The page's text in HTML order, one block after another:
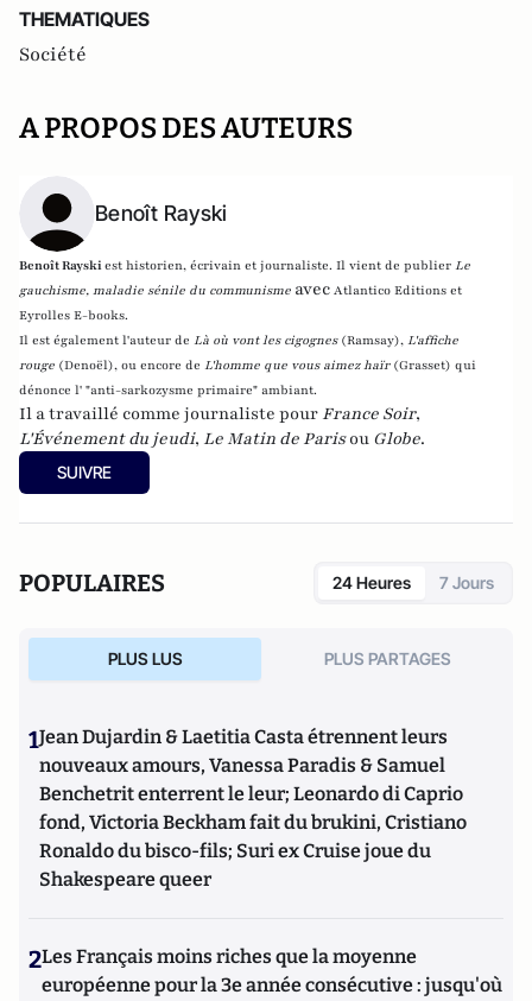
THEMATIQUES
Société
A PROPOS DES AUTEURS
Benoît Rayski
Benoît Rayskiest historien, écrivain et journaliste. Il vient de publier Le
gauchisme, maladie sénile du communisme avec Atlantico Editions et
Eyrolles E-books.
Il est également l'auteur de Là où vont les cigognes (Ramsay), L'affiche
rouge (Denoël), ou encore de L'homme que vous aimez haïr (Grasset) qui
dénonce l' "anti-sarkozysme primaire" ambiant.
Il a travaillé comme journaliste pour France Soir,
L'Événement du jeudi, Le Matin de Parisou Globe.
SUIVRE
POPULAIRES 24 Heures 7 Jours
PLUS LUS PLUS PARTAGES
1Jean Dujardin & Laetitia Casta étrennent leurs
nouveaux amours, Vanessa Paradis & Samuel
Benchetrit enterrent le leur; Leonardo di Caprio
fond, Victoria Beckham fait du brukini, Cristiano
Ronaldo du bisco-fils; Suri ex Cruise joue du
Shakespeare queer
2Les Français moins riches que la moyenne
européenne pour la 3e année consécutive : jusqu'où